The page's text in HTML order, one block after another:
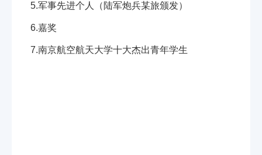
5.军事先进个人（陆军炮兵某旅颁发）
6.嘉奖
7.南京航空航天大学十大杰出青年学生